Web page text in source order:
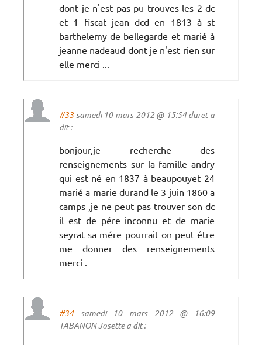
dont je n'est pas pu trouves les 2 dc
et 1 fiscat jean dcd en 1813 à st
barthelemy de bellegarde et marié à
jeanne nadeaud dont je n'est rien sur
elle merci ...
#33 samedi 10 mars 2012 @ 15:54 duret a
dit :
bonjour,je recherche des
renseignements sur la famille andry
qui est né en 1837 à beaupouyet 24
marié a marie durand le 3 juin 1860 a
camps ,je ne peut pas trouver son dc
il est de pére inconnu et de marie
seyrat sa mére pourrait on peut étre
me donner des renseignements
merci .
#34samedi 10 mars 2012 @ 16:09
TABANON Josette a dit :